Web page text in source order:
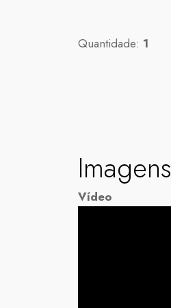
Quantidade: 1
Imagens
Vídeo